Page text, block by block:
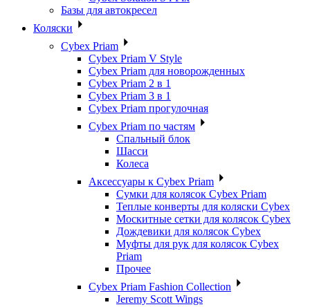
Базы для автокресел
Коляски
Cybex Priam
Cybex Priam V Style
Cybex Priam для новорожденных
Cybex Priam 2 в 1
Cybex Priam 3 в 1
Cybex Priam прогулочная
Cybex Priam по частям
Спальный блок
Шасси
Колеса
Аксессуары к Cybex Priam
Сумки для колясок Cybex Priam
Теплые конверты для коляски Cybex
Москитные сетки для колясок Cybex
Дождевики для колясок Cybex
Муфты для рук для колясок Cybex
Priam
Прочее
Cybex Priam Fashion Collection
Jeremy Scott Wings